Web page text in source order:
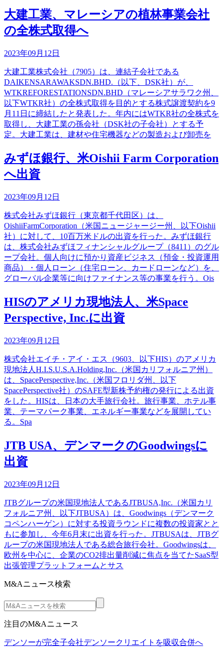
大建工業、マレーシアの植林事業会社
の全株式取得へ
2023年09月12日
大建工業株式会社（7905）は、連結子会社である
DAIKENSARAWAKSDN.BHD.（以下、DSK社）が、
WTKREFORESTATIONSDN.BHD（マレーシアサラワク州、
以下WTKR社）の全株式取得を目的とする株式譲渡契約を9
月11日に締結したと発表した。年内にはWTKR社の全株式を
取得し、大建工業の孫会社（DSK社の子会社）とする予
定。大建工業は、建材や住宅機器などの製造および卸売を
みずほ銀行、米Oishii Farm Corporation
へ出資
2023年09月12日
株式会社みずほ銀行（東京都千代田区）は、
OishiiFarmCorporation（米国ニュージャージー州、以下Oishii
社）に対して、10百万米ドルの出資を行った。みずほ銀行
は、株式会社みずほフィナンシャルグループ（8411）のグル
ープ会社。個人向けに預かり資産ビジネス（預金・投資運用
商品）・個人ローン（住宅ローン、カードローンなど）を、
グローバル企業等に向けファイナンス等の事業を行う。Ois
HISのアメリカ現地法人、米Space
Perspective, Inc.に出資
2023年09月12日
株式会社エイチ・アイ・エス（9603、以下HIS）のアメリカ
現地法人H.I.S.U.S.A.Holding,Inc.（米国カリフォルニア州）
は、SpacePerspective,Inc.（米国フロリダ州、以下
SpacePerspective社）のSAFE型新株予約権の発行による出資
をした。HISは、日本の大手旅行会社。旅行事業、ホテル事
業、テーマパーク事業、エネルギー事業などを展開してい
る。Spa
JTB USA、デンマークのGoodwingsに
出資
2023年09月12日
JTBグループの米国現地法人であるJTBUSA,Inc.（米国カリ
フォルニア州、以下JTBUSA）は、Goodwings（デンマーク
コペンハーゲン）に対する投資ラウンドに複数の投資家とと
もに参加し、今年6月末に出資を行った。JTBUSAは、JTBグ
ループの米国現地法人である総合旅行会社。Goodwingsは、
欧州を中心に、企業のCO2排出量削減に焦点を当てたSaaS型
出張管理プラットフォームとサス
M&Aニュース検索
注目のM&Aニュース
デンソーが完全子会社デンソークリエイトを吸収合併へ